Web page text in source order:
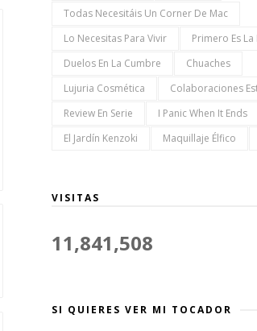
Todas Necesitáis Un Corner De Mac
Lo Necesitas Para Vivir
Primero Es La
Duelos En La Cumbre
Chuaches
Lujuria Cosmética
Colaboraciones
Review En Serie
I Panic When It Ends
El Jardín Kenzoki
Maquillaje Élfico
VISITAS
11,841,508
SI QUIERES VER MI TOCADOR